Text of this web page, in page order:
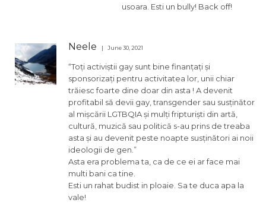
usoara. Esti un bully! Back off!
Neele June 30, 2021
“Toți activiștii gay sunt bine finanțați și
sponsorizați pentru activitatea lor, unii chiar
trăiesc foarte dine doar din asta ! A devenit
profitabil să devii gay, transgender sau susținător
al mișcării LGTBQIA și mulți fripturiști din artă,
cultură, muzică sau politică s-au prins de treaba
asta și au devenit peste noapte susținători ai noii
ideologii de gen.”
Asta era problema ta, ca de ce ei ar face mai
multi bani ca tine.
Esti un rahat budist in ploaie. Sa te duca apa la
vale!